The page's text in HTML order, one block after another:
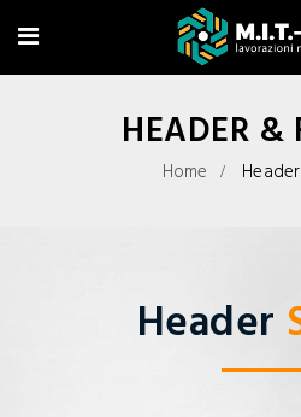
HEADER &
Home
Header